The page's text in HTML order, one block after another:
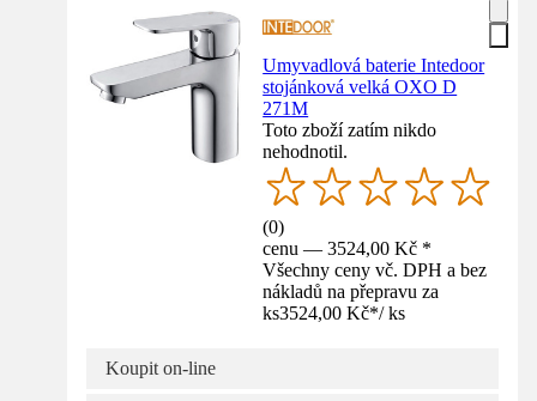
Umyvadlová baterie Intedoor
stojánková velká OXO D
271M
Toto zboží zatím nikdo
nehodnotil.
(0)
cenu — 3524,00 Kč *
Všechny ceny vč. DPH a bez
nákladů na přepravu za
ks3524,00 Kč*/ ks
Koupit on-line